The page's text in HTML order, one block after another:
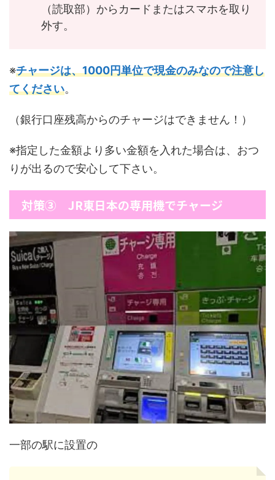
（読取部）からカードまたはスマホを取り
外す。
※チャージは、1000円単位で現金のみなので注意し
てください。
（銀行口座残高からのチャージはできません！）
※指定した金額より多い金額を入れた場合は、おつ
りが出るので安心して下さい。
対策③ JR東日本の専用機でチャージ
一部の駅に設置の